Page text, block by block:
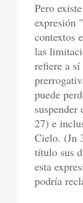
Pero
expresión
contextos
las
refiere a
puede
27) e
Cielo. (Jn
título sus
esta
podría